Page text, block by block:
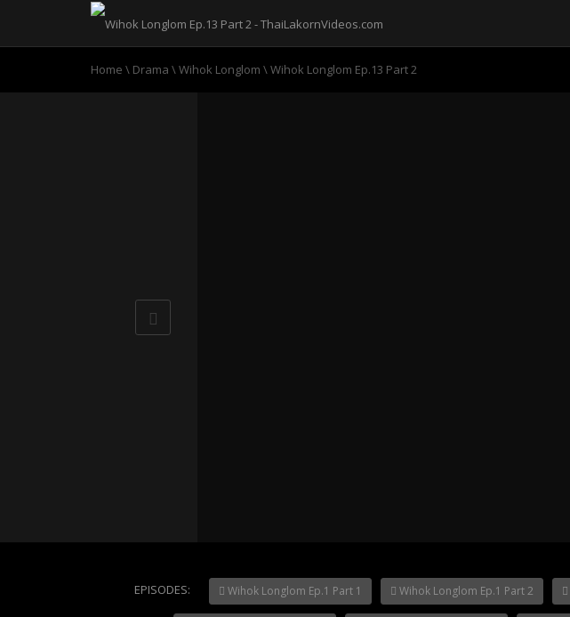
Home \ Drama \ Wihok Longlom \ Wihok Longlom Ep.13 Part 2
EPISODES: Wihok Longlom Ep.1 Part 1 Wihok Longlom Ep.1 Part 2